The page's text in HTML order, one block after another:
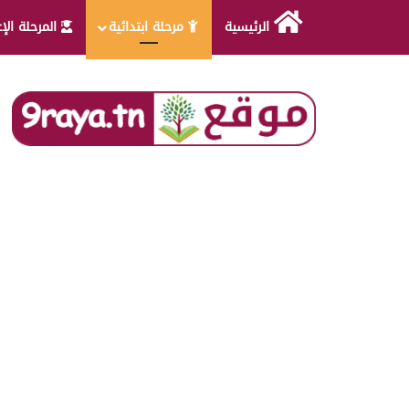
الرئيسية مرحلة ابتدائية المرحلة